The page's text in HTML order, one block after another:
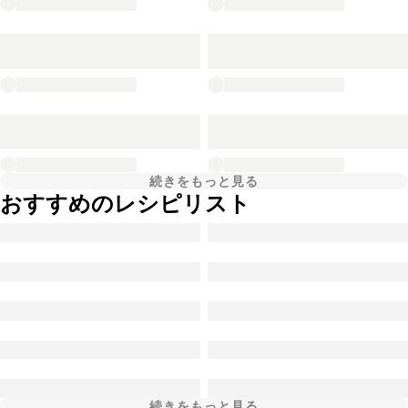
続きをもっと見る
おすすめのレシピリスト